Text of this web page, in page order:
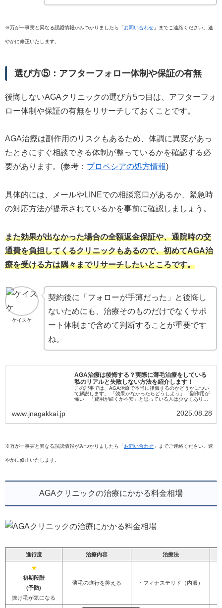
※万が一事実と異なる誤認情報がみつかりましたら「お問い合わせ 」までご連絡ください。速
やかに修正いたします。
選び方⑤：アフターフォロー体制や保証の有無
後悔しないAGAクリニックの選び方5つ目は、アフターフォ
ロー体制や保証の有無をリサーチしておくことです。
AGA治療は副作用のリスクもあるため、体調に異変があっ
たときにすぐ相談できる体制が整っているかを確認する必
要があります。(参考： プロペシアの処方情報)
具体的には、メールやLINEでの相談窓口があるか、緊急時
の対応方法が提示されているかを事前に確認しましょう。
また効果が出なかった場合の全額返金保証や、通院時の交
通費を負担してくるクリニックもあるので、初めてAGA治
療を受ける方は隅々までリサーチしたいところです。
ケイスケ
契約後に「フォローが手薄だった」と後悔し
ないためにも、治療そのものだけでなくサポ
ート体制まで含めて判断することが重要です
ね。
AGA治療は後悔する？実際に薄毛治療をしている
私のリアルと失敗しない方法を紹介します！
この記事では、AGA治療で本当に後悔するのかどうかについ
て解説します。 「効果がなかったらどうしよう」「副作用が
怖い」「費用が続くか不安」と思っている人は少なくありま
www.jnagakkai.jp 2025.08.28
※万が一事実と異なる誤認情報がみつかりましたら「お問い合わせ 」までご連絡ください。速
やかに修正いたします。
AGAクリニックの治療にかかる料金相場
進行度 治療内容 治療法
★
初期段階
(予防)
抜け毛が気になる
薄毛の進行を抑える
・フィナステリド（内服）